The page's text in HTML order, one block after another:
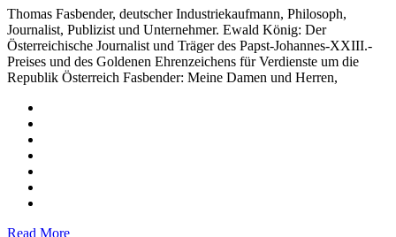
Thomas Fasbender, deutscher Industriekaufmann, Philosoph,
Journalist, Publizist und Unternehmer. Ewald König: Der
Österreichische Journalist und Träger des Papst-Johannes-XXIII.-
Preises und des Goldenen Ehrenzeichens für Verdienste um die
Republik Österreich Fasbender: Meine Damen und Herren,
Read More